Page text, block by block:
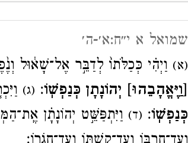
שמואל א י״ח:א׳-ה׳
(א) וַיְהִ֗י כְּכַלֹּתוֹ֙ לְדַבֵּ֣ר אֶל־שָׁא֔וּל
[וַיֶּאֱהָבֵ֥הוּ] יְהוֹנָתָ֖ן כְּנַפְשֽׁוֹ׃ (ג)
כְּנַפְשֽׁוֹ׃ (ד) וַיִּתְפַּשֵּׁ֣ט יְהוֹנָתָ֗ן